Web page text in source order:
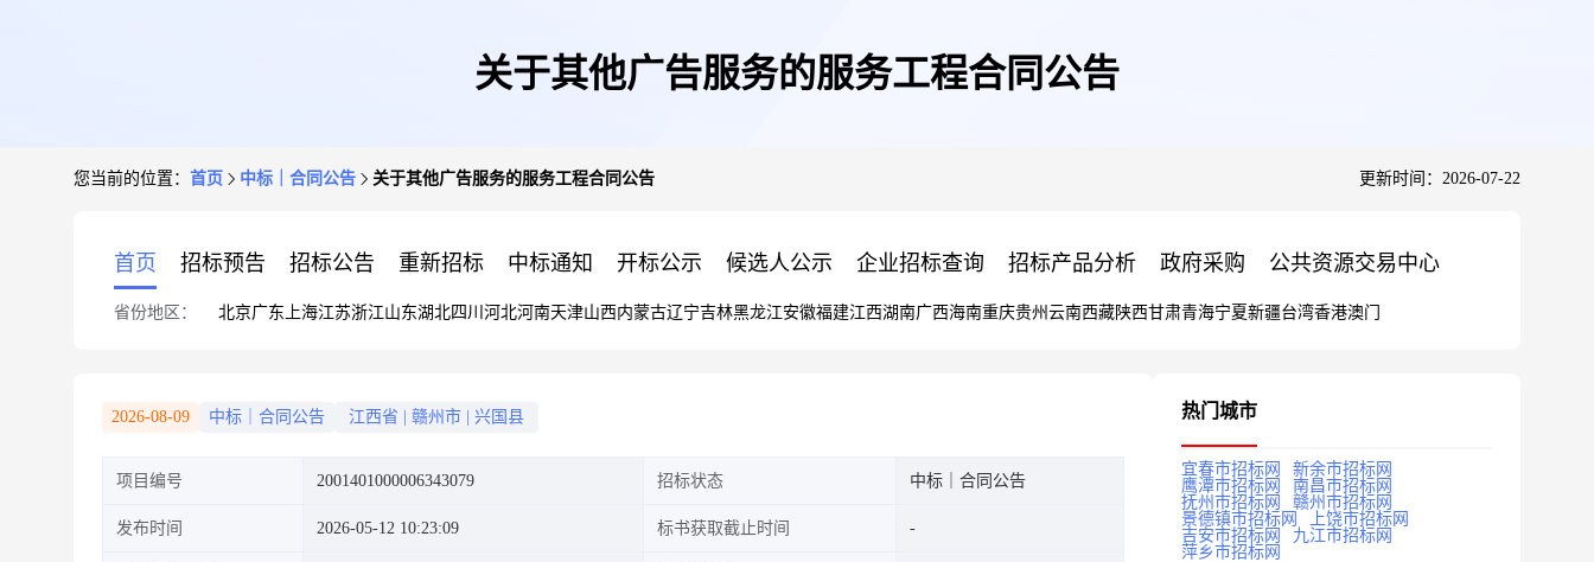
关于其他广告服务的服务工程合同公告
您当前的位置： 首页 中标｜合同公告 关于其他广告服务的服务工程合同公告 更新时间：2026-07-22
首页 招标预告 招标公告 重新招标 中标通知 开标公示 候选人公示 企业招标查询 招标产品分析 政府采购 公共资源交易中心
省份地区： 北京广东 上海江苏浙江山东湖北四川 河北河南天津山西内蒙古辽宁吉林黑龙江安徽福建江西湖南广西海南重庆贵州 云南西藏陕西甘肃青海宁夏新疆台湾香港澳门
2026-08-09 中标｜合同公告 江西省 赣州市 兴国县
项目编号 2001401000006343079 招标状态 中标｜合同公告
发布时间 2026-05-12 10:23:09 标书获取截止时间
热门城市
宜春市招标网
新余市招标网
鹰潭市招标网
南昌市招标网
抚州市招标网
赣州市招标网
景德镇市招标网
上饶市招标网
吉安市招标网
九江市招标网
萍乡市招标网